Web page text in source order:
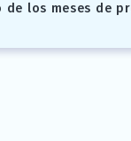
de los meses de